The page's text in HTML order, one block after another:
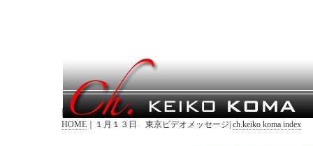
HOME｜１月１３日 東京ビデオメッセージ| ch.keiko koma index